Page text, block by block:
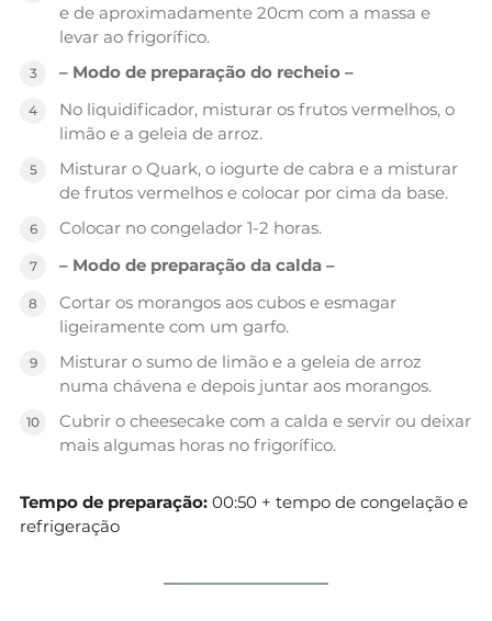
e de aproximadamente 20cm com a massa e
levar ao frigorífico.
– Modo de preparação do recheio –
No liquidificador, misturar os frutos vermelhos, o
limão e a geleia de arroz.
Misturar o Quark, o iogurte de cabra e a misturar
de frutos vermelhos e colocar por cima da base.
Colocar no congelador 1-2 horas.
– Modo de preparação da calda –
Cortar os morangos aos cubos e esmagar
ligeiramente com um garfo.
Misturar o sumo de limão e a geleia de arroz
numa chávena e depois juntar aos morangos.
Cubrir o cheesecake com a calda e servir ou deixar
mais algumas horas no frigorífico.
Tempo de preparação: 00:50 + tempo de congelação e
refrigeração